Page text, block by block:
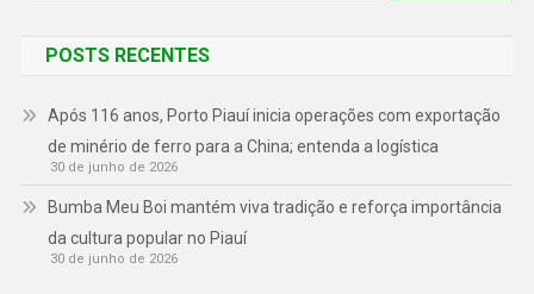
POSTS RECENTES
Após 116 anos, Porto Piauí inicia operações com exportação
de minério de ferro para a China; entenda a logística
30 de junho de 2026
Bumba Meu Boi mantém viva tradição e reforça importância
da cultura popular no Piauí
30 de junho de 2026